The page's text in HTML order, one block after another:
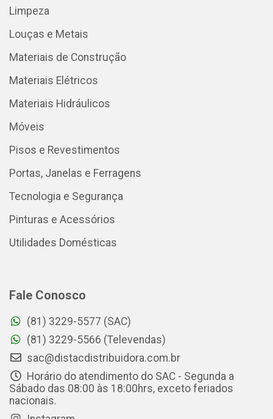
Limpeza
Louças e Metais
Materiais de Construção
Materiais Elétricos
Materiais Hidráulicos
Móveis
Pisos e Revestimentos
Portas, Janelas e Ferragens
Tecnologia e Segurança
Pinturas e Acessórios
Utilidades Domésticas
Fale Conosco
(81) 3229-5577 (SAC)
(81) 3229-5566 (Televendas)
sac@distacdistribuidora.com.br
Horário do atendimento do SAC - Segunda a
Sábado das 08:00 às 18:00hrs, exceto feriados
nacionais.